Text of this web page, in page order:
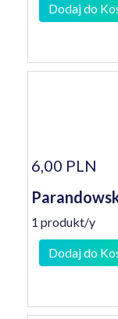
Dodaj do
6,00 PLN
1 produkt/y
Dodaj do